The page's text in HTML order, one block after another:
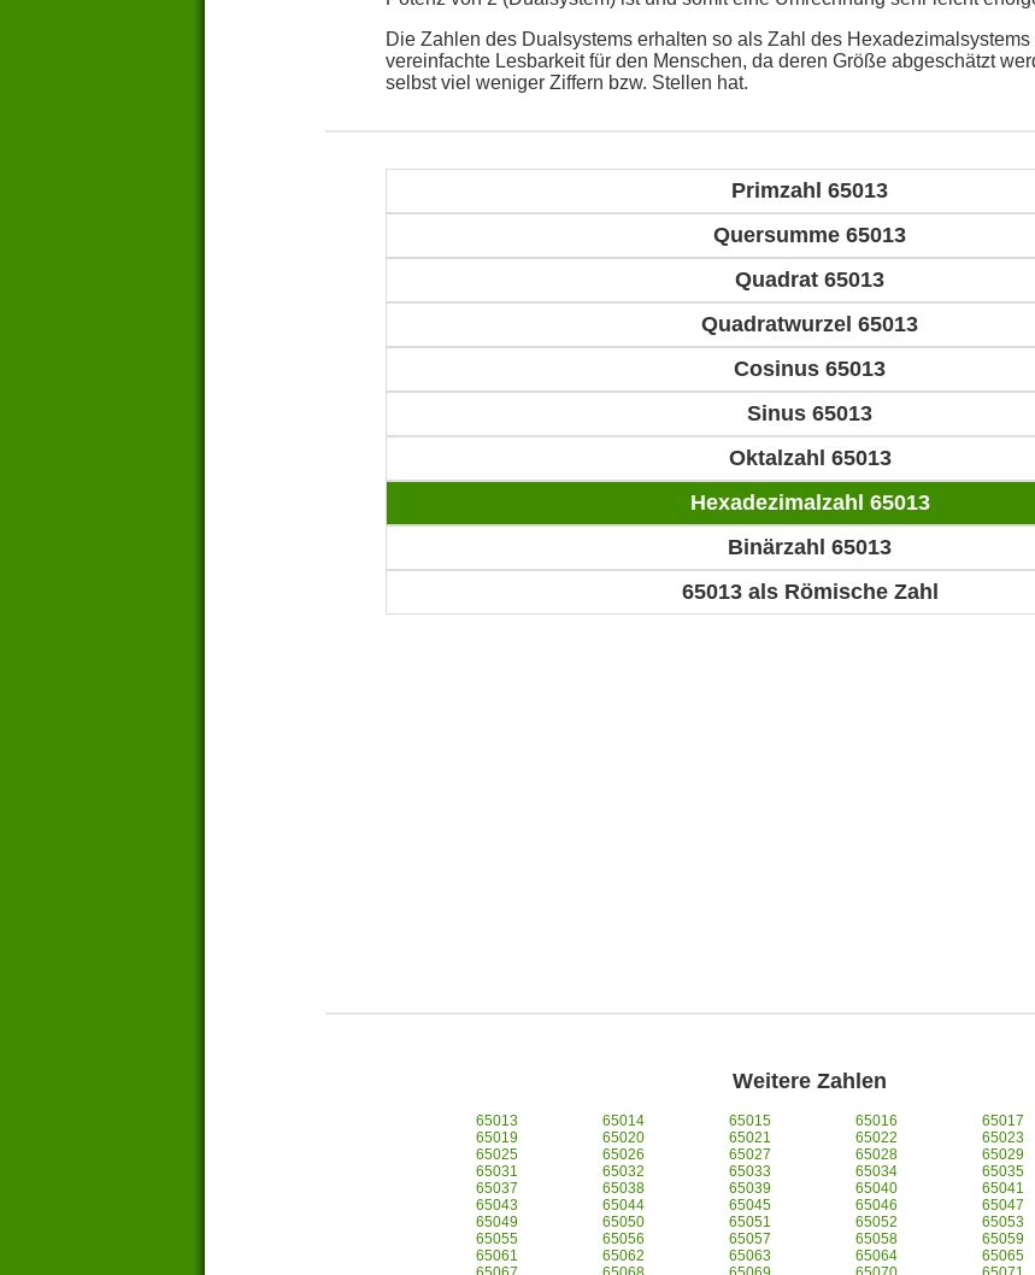
Die Zahlen des Dualsystems erhalten so als Zahl des
vereinfachte Lesbarkeit für den Menschen, da deren Größe abgeschätzt
selbst viel weniger Ziffern bzw. Stellen hat.
Primzahl 65013
Quersumme 65013
Quadrat 65013
Quadratwurzel 65013
Cosinus 65013
Sinus 65013
Oktalzahl 65013
Hexadezimalzahl 65013
Binärzahl 65013
65013 als Römische Zahl
Weitere Zahlen
65013 65014 65015 65016 65017
65019
65020 65021 65022 65023
65025
65026 65027 65028 65029
65031
65032 65033 65034 65035
65037
65038 65039 65040 65041
65043
65044 65045 65046 65047
65049
65050 65051 65052 65053
65055
65056 65057 65058 65059
65061
65062 65063 65064 65065